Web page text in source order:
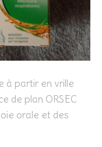
à partir en vrille
de plan ORSEC
orale et des